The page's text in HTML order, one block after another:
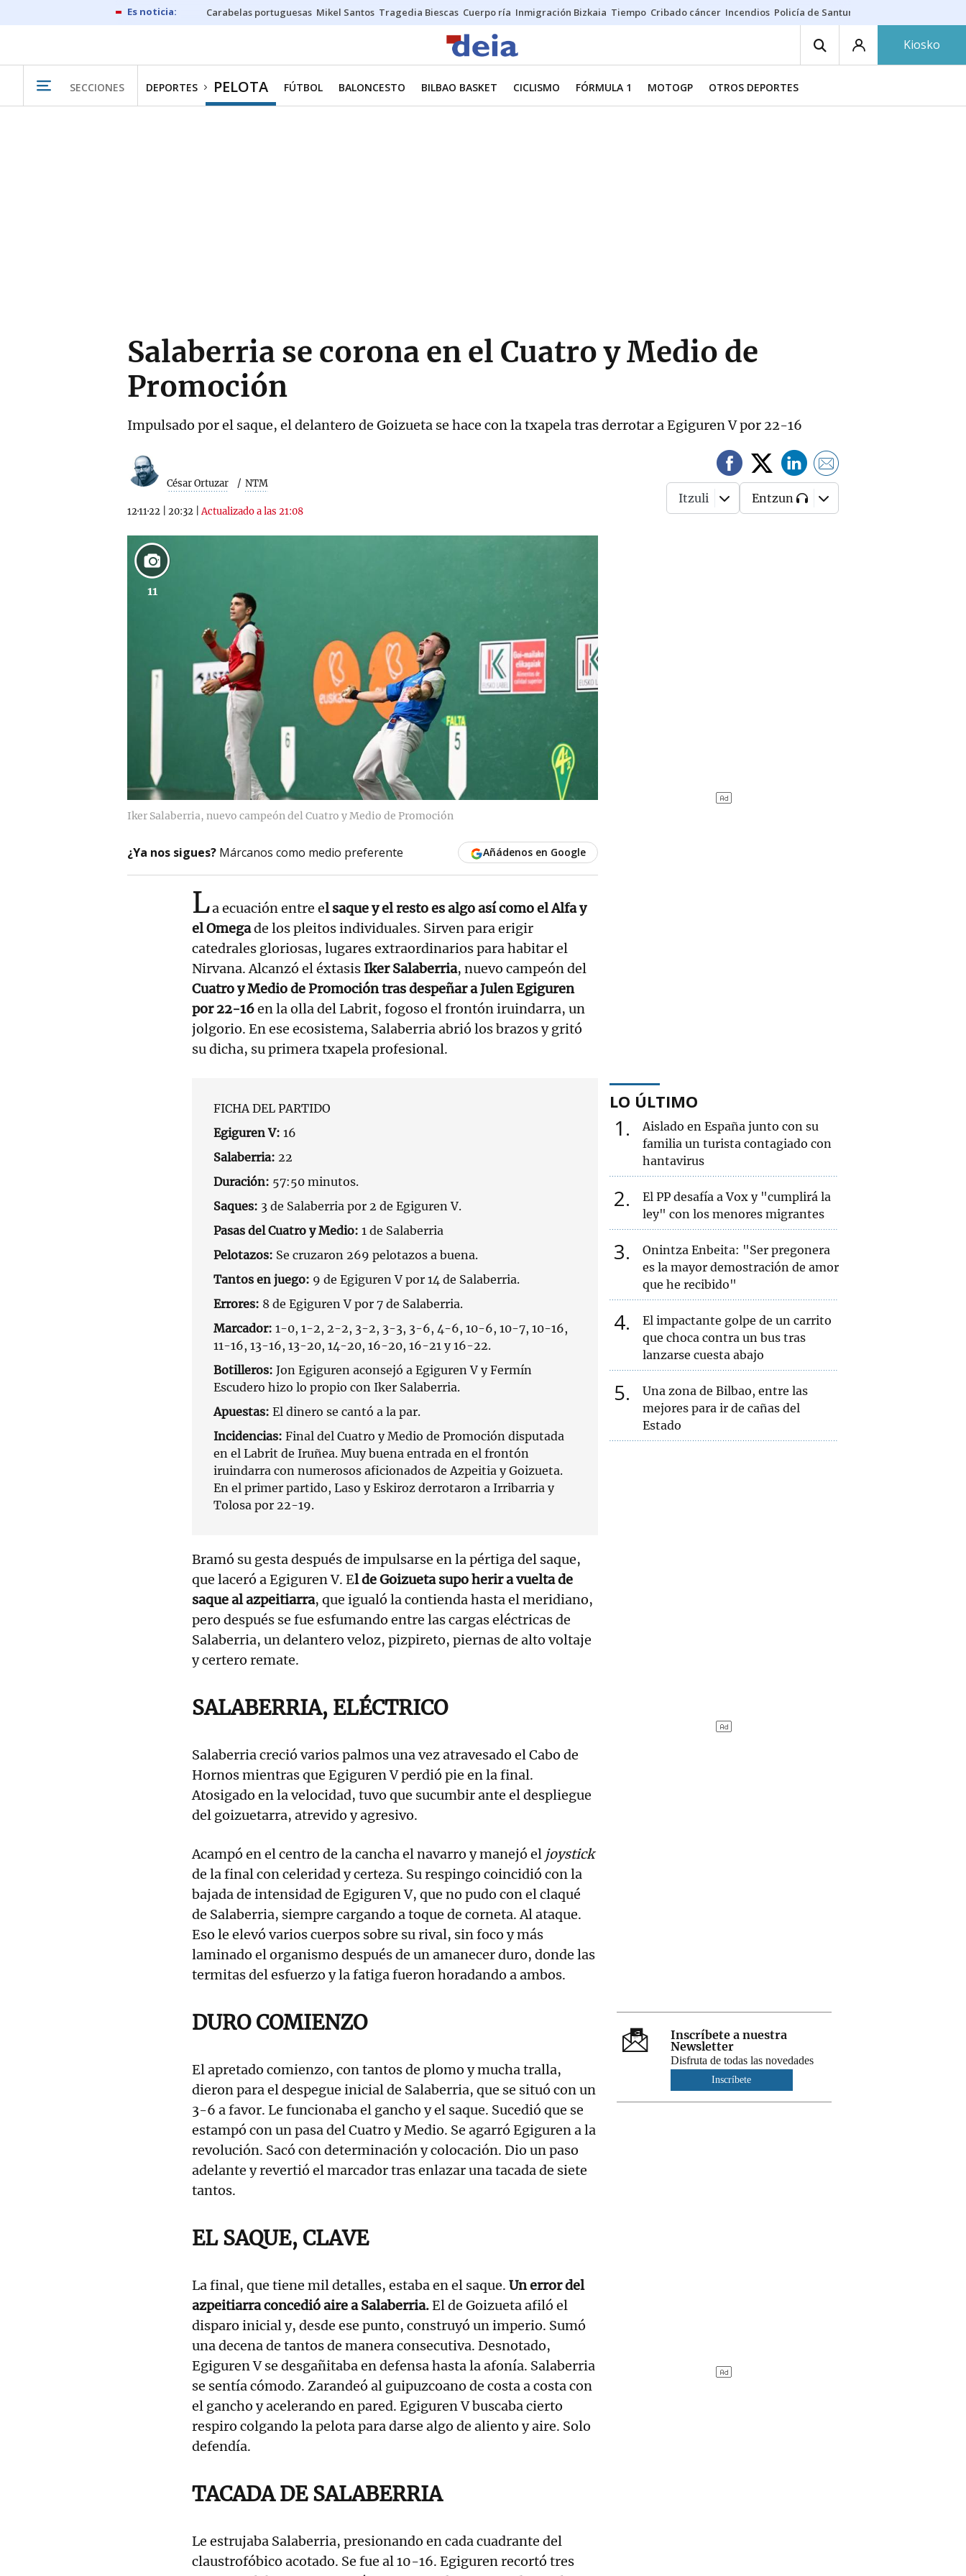
Carabelas portuguesas Mikel Santos Tragedia Biescas Cuerpo ría Inmigración Bizkaia Tiempo Cribado cáncer Incendios Policía de Santurtzi
Kiosko
SECCIONES DEPORTES PELOTA FÚTBOL BALONCESTO BILBAO BASKET CICLISMO FÓRMULA 1 MOTOGP OTROS DEPORTES
Salaberria se corona en el Cuatro y Medio de
Promoción
Impulsado por el saque, el delantero de Goizueta se hace con la txapela tras derrotar a Egiguren V por 22-16
César Ortuzar NTM
12·11·22 20:32 |Actualizado a las 21:08
Itzuli Entzun
11
Iker Salaberria, nuevo campeón del Cuatro y Medio de Promoción
¿Ya nos sigues? Márcanos como medio preferente Añádenos en Google
La ecuación entre el saque y el resto es algo así como el Alfa y
el Omegade los pleitos individuales. Sirven para erigir
catedrales gloriosas, lugares extraordinarios para habitar el
Nirvana. Alcanzó el éxtasis Iker Salaberria, nuevo campeón del
Cuatro y Medio de Promoción tras despeñar a Julen Egiguren
por 22-16en la olla del Labrit, fogoso el frontón iruindarra, un
jolgorio. En ese ecosistema, Salaberria abrió los brazos y gritó
su dicha, su primera txapela profesional.
FICHA DEL PARTIDO
Egiguren V: 16
Salaberria: 22
Duración: 57:50 minutos.
Saques: 3 de Salaberria por 2 de Egiguren V.
Pasas del Cuatro y Medio: 1 de Salaberria
Pelotazos: Se cruzaron 269 pelotazos a buena.
Tantos en juego: 9 de Egiguren V por 14 de Salaberria.
Errores: 8 de Egiguren V por 7 de Salaberria.
Marcador: 1-0, 1-2, 2-2, 3-2, 3-3, 3-6, 4-6, 10-6, 10-7, 10-16,
11-16, 13-16, 13-20, 14-20, 16-20, 16-21 y 16-22.
Botilleros: Jon Egiguren aconsejó a Egiguren V y Fermín
Escudero hizo lo propio con Iker Salaberria.
Apuestas: El dinero se cantó a la par.
Incidencias: Final del Cuatro y Medio de Promoción disputada
en el Labrit de Iruñea. Muy buena entrada en el frontón
iruindarra con numerosos aficionados de Azpeitia y Goizueta.
En el primer partido, Laso y Eskiroz derrotaron a Irribarria y
Tolosa por 22-19.
Bramó su gesta después de impulsarse en la pértiga del saque,
que laceró a Egiguren V. El de Goizueta supo herir a vuelta de
saque al azpeitiarra, que igualó la contienda hasta el meridiano,
pero después se fue esfumando entre las cargas eléctricas de
Salaberria, un delantero veloz, pizpireto, piernas de alto voltaje
y certero remate.
SALABERRIA, ELÉCTRICO
Salaberria creció varios palmos una vez atravesado el Cabo de
Hornos mientras que Egiguren V perdió pie en la final.
Atosigado en la velocidad, tuvo que sucumbir ante el despliegue
del goizuetarra, atrevido y agresivo.
Acampó en el centro de la cancha el navarro y manejó el joystick
de la final con celeridad y certeza. Su respingo coincidió con la
bajada de intensidad de Egiguren V, que no pudo con el claqué
de Salaberria, siempre cargando a toque de corneta. Al ataque.
Eso le elevó varios cuerpos sobre su rival, sin foco y más
laminado el organismo después de un amanecer duro, donde las
termitas del esfuerzo y la fatiga fueron horadando a ambos.
DURO COMIENZO
El apretado comienzo, con tantos de plomo y mucha tralla,
dieron para el despegue inicial de Salaberria, que se situó con un
3-6 a favor. Le funcionaba el gancho y el saque. Sucedió que se
estampó con un pasa del Cuatro y Medio. Se agarró Egiguren a la
revolución. Sacó con determinación y colocación. Dio un paso
adelante y revertió el marcador tras enlazar una tacada de siete
tantos.
EL SAQUE, CLAVE
La final, que tiene mil detalles, estaba en el saque. Un error del
azpeitiarra concedió aire a Salaberria.El de Goizueta afiló el
disparo inicial y, desde ese punto, construyó un imperio. Sumó
una decena de tantos de manera consecutiva. Desnotado,
Egiguren V se desgañitaba en defensa hasta la afonía. Salaberria
se sentía cómodo. Zarandeó al guipuzcoano de costa a costa con
el gancho y acelerando en pared. Egiguren V buscaba cierto
respiro colgando la pelota para darse algo de aliento y aire. Solo
defendía.
TACADA DE SALABERRIA
Le estrujaba Salaberria, presionando en cada cuadrante del
claustrofóbico acotado. Se fue al 10-16. Egiguren recortó tres
LO ÚLTIMO
1
Aislado en España junto con su
familia un turista contagiado con
hantavirus
2
El PP desafía a Vox y "cumplirá la
ley" con los menores migrantes
3
Onintza Enbeita: "Ser pregonera
es la mayor demostración de amor
que he recibido"
4
El impactante golpe de un carrito
que choca contra un bus tras
lanzarse cuesta abajo
5
Una zona de Bilbao, entre las
mejores para ir de cañas del
Estado
Inscríbete a nuestra
Newsletter
Disfruta de todas las novedades
Inscríbete